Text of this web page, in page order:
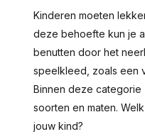
Kinderen moeten
deze behoefte kun je
benutten door het
speelkleed, zoals een
Binnen deze categorie
soorten en maten.
jouw kind?